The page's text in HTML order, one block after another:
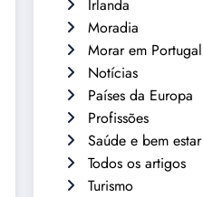
Irlanda
Moradia
Morar em Portugal
Notícias
Países da Europa
Profissões
Saúde e bem estar
Todos os artigos
Turismo